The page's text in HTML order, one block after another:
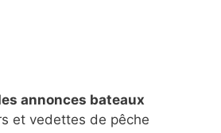
annonces bateaux
et vedettes de pêche